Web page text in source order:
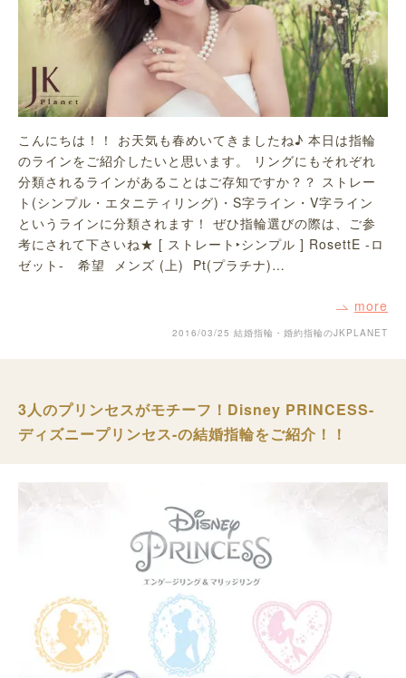
こんにちは！！ お天気も春めいてきましたね♪ 本日は指輪
のラインをご紹介したいと思います。 リングにもそれぞれ
分類されるラインがあることはご存知ですか？？ ストレー
ト(シンプル・エタニティリング)・S字ライン・V字ライン
というラインに分類されます！ ぜひ指輪選びの際は、ご参
考にされて下さいね★ [ ストレート‣シンプル ] RosettE -ロ
ゼット- 希望 メンズ (上) Pt(プラチナ)…
more
2016/03/25 結婚指輪・婚約指輪のJKPLANET
3人のプリンセスがモチーフ！Disney PRINCESS-
ディズニープリンセス-の結婚指輪をご紹介！！